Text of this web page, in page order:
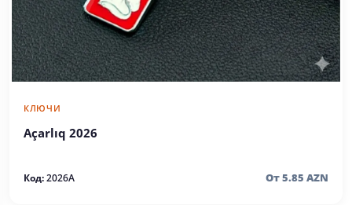
КЛЮЧИ
Açarlıq 2026
Код:2026A От 5.85 AZN